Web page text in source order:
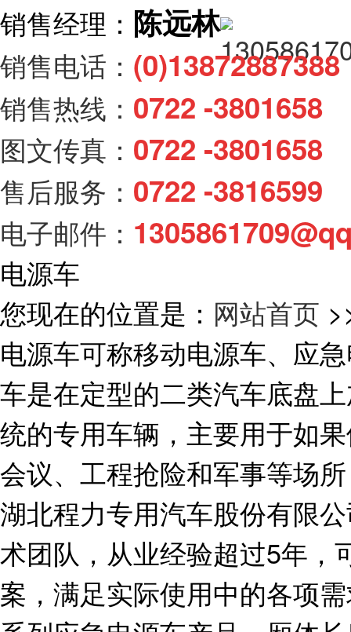
销售经理： 陈远林
销售电话：
销售热线： 0722 -3801658
图文传真： 0722 -3801658
售后服务： 0722 -3816599
电子邮件：
电源车
您现在的位置是： 网站首页
电源车可称移动电源车、应
车是在定型的二类汽车底盘
统的专用车辆，主要用于如
会议、工程抢险和军事等场
湖北程力专用汽车股份有限
术团队，从业经验超过5年，
案，满足实际使用中的各项